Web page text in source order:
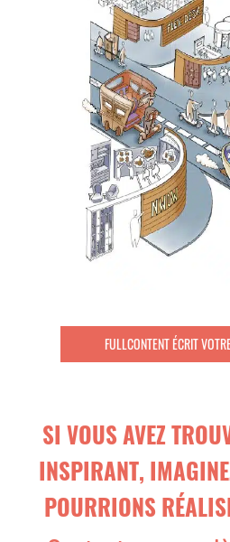
FULLCONTENT ÉCRIT
SI VOUS AVEZ
INSPIRANT,
POURRIONS